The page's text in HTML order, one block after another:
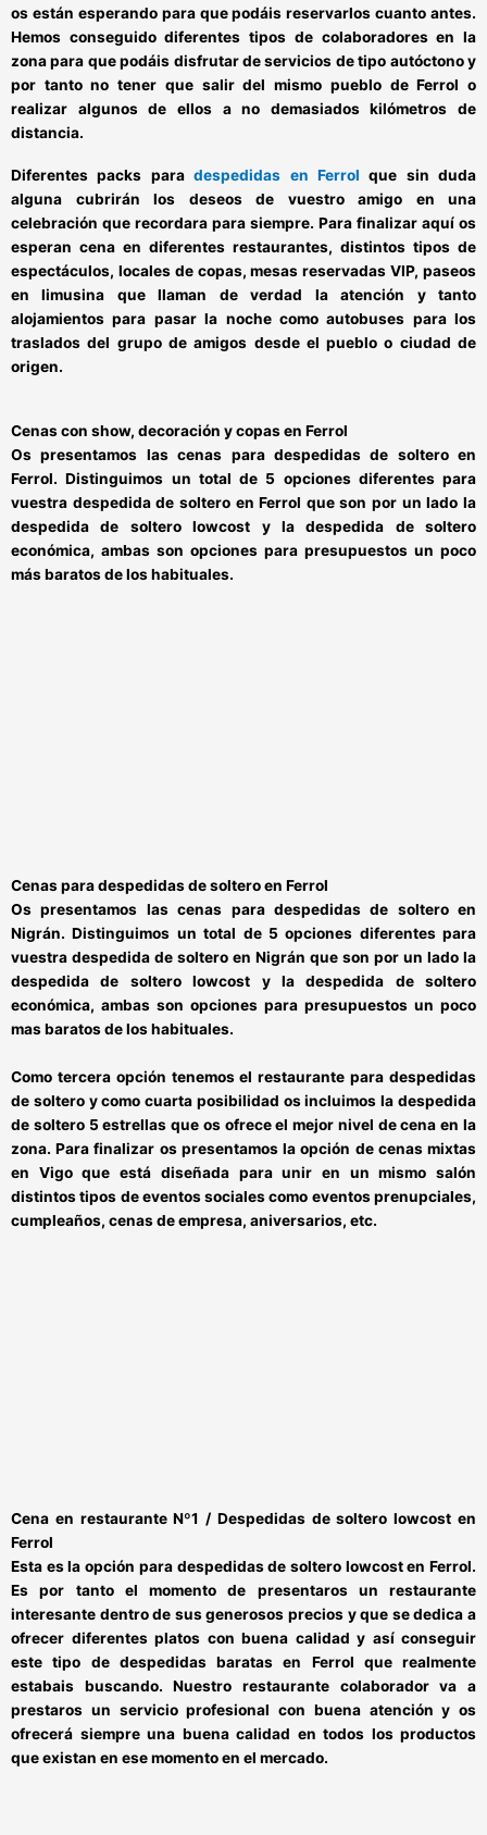
os están esperando para que podáis reservarlos cuanto antes.
Hemos conseguido diferentes tipos de colaboradores en la
zona para que podáis disfrutar de servicios de tipo autóctono y
por tanto no tener que salir del mismo pueblo de Ferrol o
realizar algunos de ellos a no demasiados kilómetros de
distancia.
Diferentespacks paradespedidas en Ferrol que sin duda
alguna cubrirán los deseos de vuestro amigo en una
celebración que recordara para siempre. Para finalizar aquí os
esperan cena en diferentes restaurantes, distintos tipos de
espectáculos, locales de copas, mesas reservadas VIP, paseos
en limusina que llaman de verdad la atención y tanto
alojamientos para pasar la noche como autobuses para los
traslados del grupo de amigos desde el pueblo o ciudad de
origen.
Cenas con show, decoración y copas en Ferrol
Os presentamos lascenas para despedidas de soltero en
Ferrol. Distinguimos un total de 5 opciones diferentes para
vuestra despedida de soltero en Ferrol que son por un lado la
despedida de soltero lowcost y la despedida de soltero
económica, ambas son opciones para presupuestos un poco
más baratosde los habituales.
Cenas para despedidas desoltero en Ferrol
Os presentamos lascenas para despedidas de soltero en
Nigrán. Distinguimos un total de 5 opciones diferentes para
vuestra despedida de soltero en Nigrán que son por un lado la
despedida de soltero lowcost y ladespedida de soltero
económica, ambas son opciones para presupuestos un poco
mas baratosde los habituales.
Como tercera opción tenemos elrestaurante para despedidas
de solteroy como cuarta posibilidad os incluimos ladespedida
de soltero 5 estrellas que os ofrece elmejor nivel de cena en la
zona.Para finalizar os presentamos la opción de cenas mixtas
en Vigoque está diseñada paraunir en un mismo salón
distintos tipos de eventos socialescomo eventos prenupciales,
cumpleaños, cenas de empresa, aniversarios, etc.
Cena en restaurante Nº1 / Despedidas de soltero lowcost en
Ferrol
Esta es la opción para despedidas de soltero lowcost en Ferrol.
Es por tanto el momento de presentaros un restaurante
interesante dentro de sus generosos precios y que se dedica a
ofrecer diferentes platos con buena calidad y así conseguir
este tipo de despedidas baratas en Ferrol que realmente
estabais buscando. Nuestro restaurante colaborador va a
prestaros un servicio profesional con buena atención y os
ofrecerá siempre una buena calidad en todos los productos
que existan en ese momento en el mercado.